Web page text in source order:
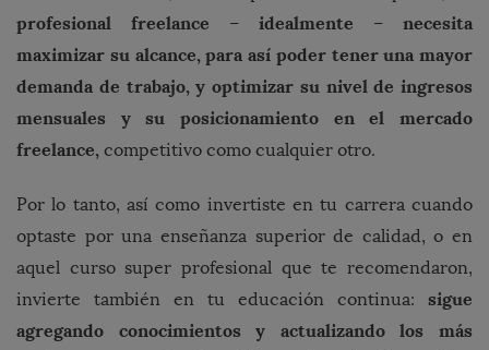
profesional freelance – idealmente – necesita
maximizar su alcance, para así poder tener una mayor
demanda de trabajo, y optimizar su nivel de ingresos
mensuales y su posicionamiento en el mercado
freelance, competitivo como cualquier otro.
Por lo tanto, así como invertiste en tu carrera cuando
optaste por una enseñanza superior de calidad, o en
aquel curso super profesional que te recomendaron,
invierte también en tu educación continua: sigue
agregando conocimientos y actualizando los más